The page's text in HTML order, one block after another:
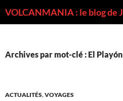
Archives par mot-clé : El Playón
ACTUALITÉS,VOYAGES